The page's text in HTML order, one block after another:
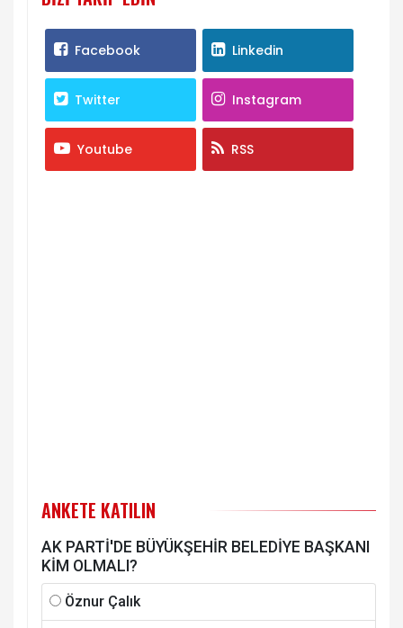
Facebook Linkedin
Twitter Instagram
Youtube RSS
ANKETE KATILIN
AK PARTİ'DE BÜYÜKŞEHİR BELEDİYE BAŞKANI
KİM OLMALI?
Öznur Çalık